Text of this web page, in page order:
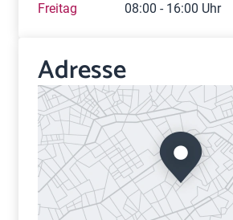
Freitag
08:00 - 16:00 Uhr
Adresse